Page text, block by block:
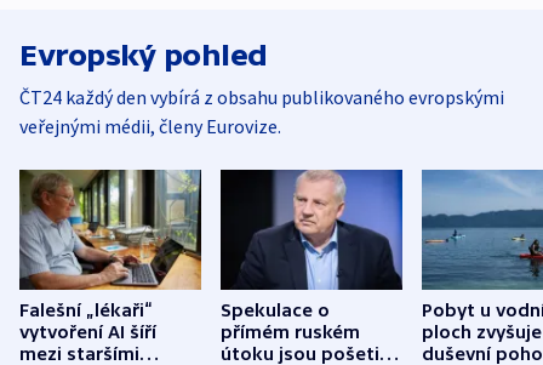
Evropský pohled
ČT24 každý den vybírá z obsahu publikovaného evropskými
veřejnými médii, členy Eurovize.
Falešní „lékaři“
vytvoření AI šíří
mezi staršími
Spekulace o
přímém ruském
útoku jsou pošetilé,
Pobyt u
ploch zvyšuje
duševní